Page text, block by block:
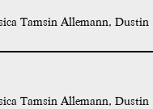
Tamsin Allemann, Dustin
Tamsin Allemann, Dustin